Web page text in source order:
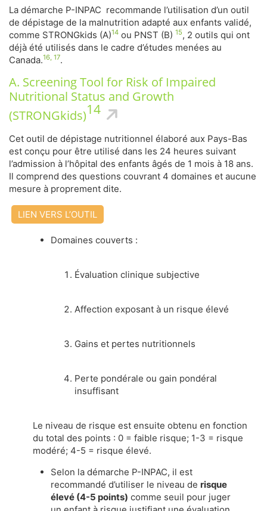
La démarche P-INPAC recommande l’utilisation d’un outil
de dépistage de la malnutrition adapté aux enfants validé,
comme STRONGkids (A)14 ou PNST (B) 15, 2 outils qui ont
déjà été utilisés dans le cadre d’études menées au
Canada.16, 17.
A. Screening Tool for Risk of Impaired
Nutritional Status and Growth
(STRONGkids)14
Cet outil de dépistage nutritionnel élaboré aux Pays-Bas
est conçu pour être utilisé dans les 24 heures suivant
l’admission à l’hôpital des enfants âgés de 1 mois à 18 ans.
Il comprend des questions couvrant 4 domaines et aucune
mesure à proprement dite.
LIEN VERS L’OUTIL
Domaines couverts :
Évaluation clinique subjective
Affection exposant à un risque élevé
Gains et pertes nutritionnels
Perte pondérale ou gain pondéral
insuffisant
Le niveau de risque est ensuite obtenu en fonction
du total des points : 0 = faible risque; 1-3 = risque
modéré; 4-5 = risque élevé.
Selon la démarche P-INPAC, il est
recommandé d’utiliser le niveau de risque
élevé (4-5 points) comme seuil pour juger